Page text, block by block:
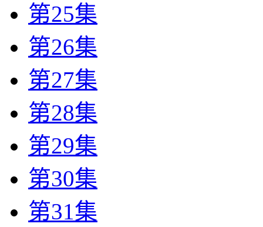
第25集
第26集
第27集
第28集
第29集
第30集
第31集